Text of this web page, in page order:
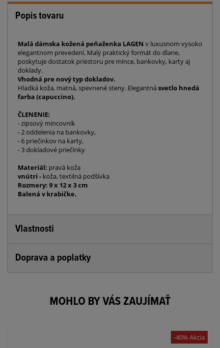
Popis tovaru
Malá dámska kožená peňaženka LAGEN v luxusnom vysoko
elegantnom prevedení. Malý praktický formát do dlane,
poskytuje dostatok priestoru pre mince, bankovky, karty aj
doklady.
Vhodná pre nový typ dokladov.
Hladká koža, matná, spevnené steny. Elegantná svetlo hnedá
farba (capuccino).
ČLENENIE:
- zipsový mincovník
- 2 oddelenia na bankovky,
- 6 priečinkov na karty,
- 3 dokladové priečinky
Materiál: pravá koža
vnútri - koža, textilná podšívka
Rozmery: 9 x 12 x 3 cm
Balená v krabičke.
Vlastnosti
Doprava a poplatky
MOHLO BY VÁS ZAUJÍMAŤ
-40% Akcia